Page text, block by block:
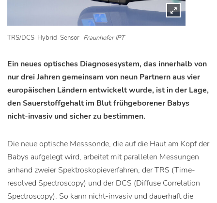
TRS/DCS-Hybrid-Sensor Fraunhofer IPT
Ein neues optisches Diagnosesystem, das innerhalb von
nur drei Jahren gemeinsam von neun Partnern aus vier
europäischen Ländern entwickelt wurde, ist in der Lage,
den Sauerstoffgehalt im Blut frühgeborener Babys
nicht-invasiv und sicher zu bestimmen.
Die neue optische Messsonde, die auf die Haut am Kopf der
Babys aufgelegt wird, arbeitet mit parallelen Messungen
anhand zweier Spektroskopieverfahren, der TRS (Time-
resolved Spectroscopy) und der DCS (Diffuse Correlation
Spectroscopy). So kann nicht-invasiv und dauerhaft die